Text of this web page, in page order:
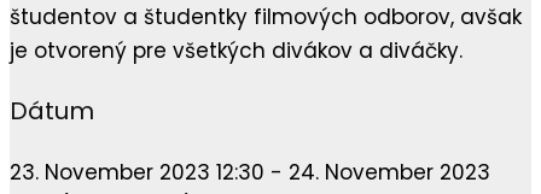
študentov a študentky filmových odborov, avšak
je otvorený pre všetkých divákov a diváčky.
Dátum
23. November 2023 12:30 - 24. November 2023